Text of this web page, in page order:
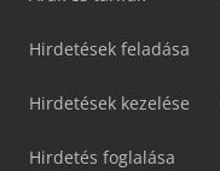
Hirdetések feladása
Hirdetések kezelése
Hirdetés foglalása